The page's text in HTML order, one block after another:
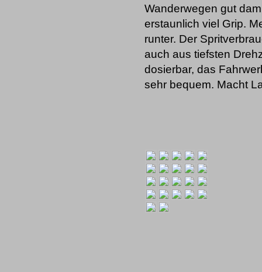
Wanderwegen gut
erstaunlich viel Grip.
runter. Der
auch aus tiefsten
dosierbar, das
sehr bequem. Macht